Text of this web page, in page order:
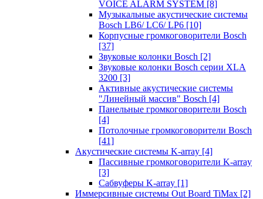
VOICE ALARM SYSTEM [8]
Музыкальные акустические системы
Bosch LB6/ LC6/ LP6 [10]
Корпусные громкоговорители Bosch
[37]
Звуковые колонки Bosch [2]
Звуковые колонки Bosch серии XLA
3200 [3]
Активные акустические системы
"Линейный массив" Bosch [4]
Панельные громкоговорители Bosch
[4]
Потолочные громкоговорители Bosch
[41]
Акустические системы K-array [4]
Пассивные громкоговорители K-array
[3]
Сабвуферы K-array [1]
Иммерсивные системы Out Board TiMax [2]